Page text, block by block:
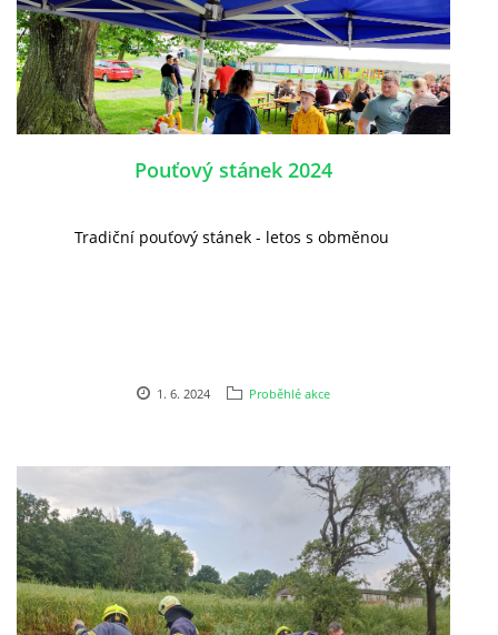
Pouťový stánek 2024
Tradiční pouťový stánek - letos s obměnou
1. 6. 2024 Proběhlé akce